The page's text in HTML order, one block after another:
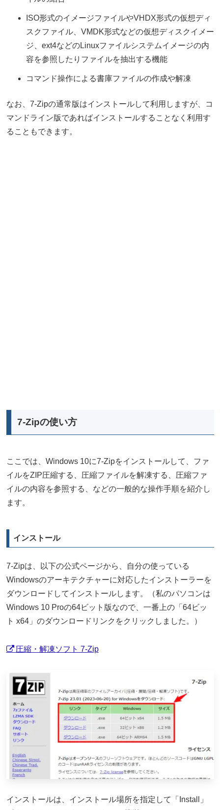
ISO形式のイメージファイルやVHDX形式の仮想ディ
スクファイル、VMDK形式などの仮想ディスクイメー
ジ、ext4などのLinuxファイルシステムイメージの内
容を参照したりファイルを抽出する機能
コマンド操作による書庫ファイルの作成や解凍
なお、7-Zipの通常版はインストールして利用しますが、コ
マンドライン版であればインストールすることなく利用す
ることもできます。
7-Zipの使い方
ここでは、Windows 10に7-Zipをインストールして、ファ
イルをZIP圧縮する、圧縮ファイルを解凍する、圧縮ファ
イルの内容を参照する、などの一般的な操作手順を紹介し
ます。
インストール
7-Zipは、以下の公式ページから、自分の使っている
Windowsのアーキテクチャーに対応したインストーラーを
ダウンロードしてインストールします。（私のパソコンは
Windows 10 Proの64ビット版なので、一番上の「64ビッ
ト x64」のダウンロードリンクをクリックしました。）
圧縮・解凍ソフト 7-Zip
インストールは、インストール場所を指定して「Install」